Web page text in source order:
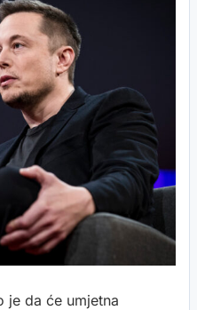
je da će umjetna